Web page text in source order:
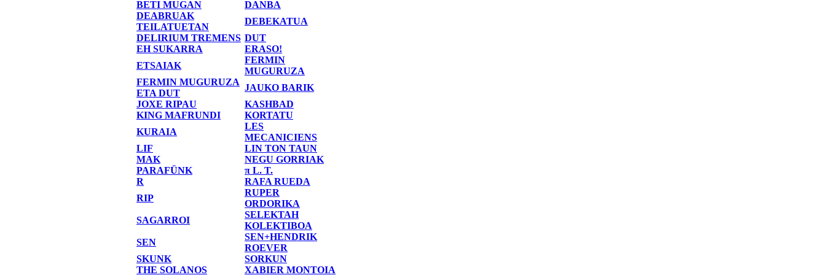
BETI MUGAN
DANBA
DEABRUAK
TEILATUETAN
DEBEKATUA
DELIRIUM TREMENS DUT
EH SUKARRA
ERASO!
ETSAIAK
FERMIN
MUGURUZA
FERMIN MUGURUZA
ETA DUT
JAUKO BARIK
JOXE RIPAU
KASHBAD
KING MAFRUNDI
KORTATU
KURAIA
LES
MECANICIENS
LIF
LIN TON TAUN
MAK
NEGU GORRIAK
PARAFÜNK
π L. T.
R
RAFA RUEDA
RIP
RUPER
ORDORIKA
SAGARROI
SELEKTAH
KOLEKTIBOA
SEN
SEN+HENDRIK
ROEVER
SKUNK
SORKUN
THE SOLANOS
XABIER MONTOIA